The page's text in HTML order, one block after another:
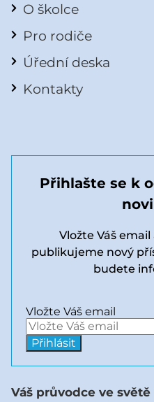
O školce
Pro rodiče
Úřední deska
Kontakty
Přihlašte se k
Vložte Váš
publikujeme nový
budete
Vložte Váš email
Váš průvodce ve světě